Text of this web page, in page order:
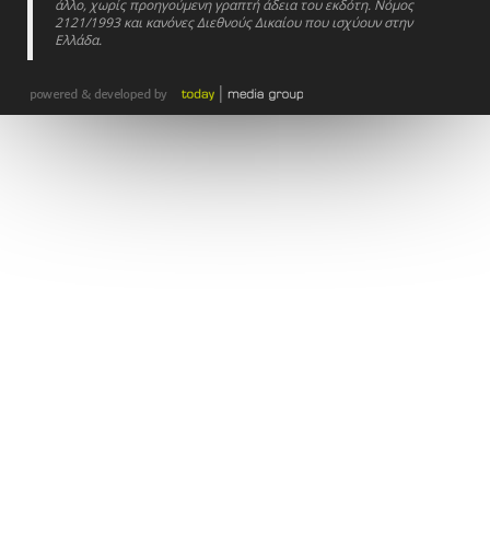
άλλο, χωρίς προηγούμενη γραπτή άδεια του εκδότη. Νόμος
2121/1993 και κανόνες Διεθνούς Δικαίου που ισχύουν στην
Ελλάδα.